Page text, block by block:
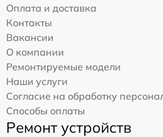
Оплата и доставка
Контакты
Вакансии
О компании
Ремонтируемые модели
Наши услуги
Согласие на обработку
Способы оплаты
Ремонт устройств